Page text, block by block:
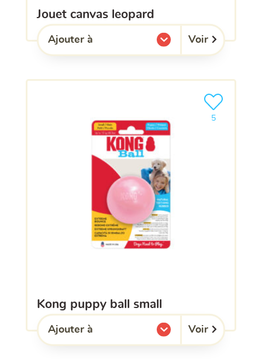
jouet canvas leopard
Ajouter à
l'une de mes listes. Voir
kong puppy ball small
5
Ajouter le
Ajouter à
l'une de mes listes. Voir